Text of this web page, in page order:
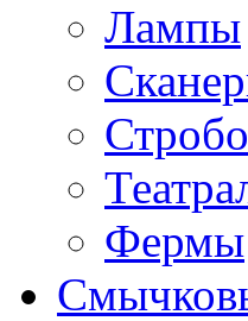
Лампы
Фермы